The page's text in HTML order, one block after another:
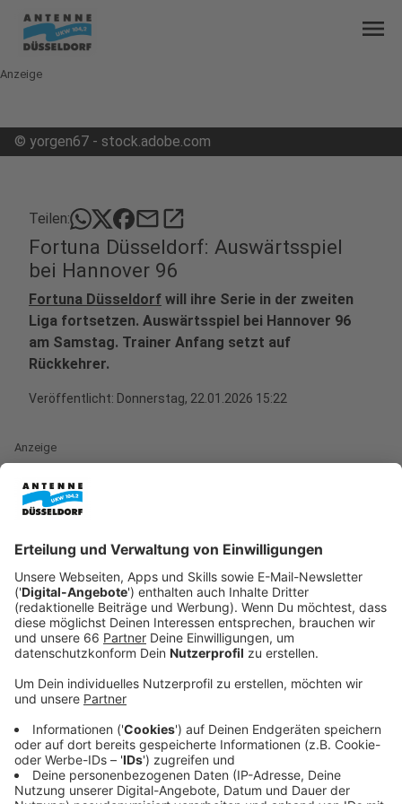
menu
Anzeige
© yorgen67 - stock.adobe.com
Teilen: mailopen_in_new
Fortuna Düsseldorf: Auswärtsspiel
bei Hannover 96
Fortuna Düsseldorf will ihre Serie in der zweiten
Liga fortsetzen. Auswärtsspiel bei Hannover 96
am Samstag. Trainer Anfang setzt auf
Rückkehrer.
Veröffentlicht: Donnerstag, 22.01.2026 15:22
Anzeige
Die Fortuna möchte am kommenden Wochenende (24.
fortsetzen. Nach zwei Heimsiegen soll jetzt auch
auswärts gepunktet werden. Die Mannschaft ist beim
TabellensechstenHannover 96 zu Gast.
Anzeige
Rückkehrer im Kader
Anzeige
Fortuna-Trainer Markus Anfang kann dabei wieder